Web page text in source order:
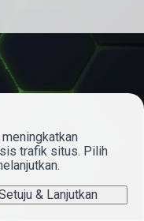
trafik situs. Pilih
& Lanjutkan